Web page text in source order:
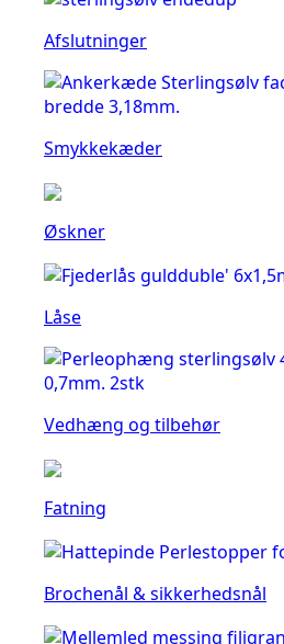
Afslutninger
Smykkekæder
Øskner
Låse
Vedhæng og tilbehør
Fatning
Brochenål & sikkerhedsnål